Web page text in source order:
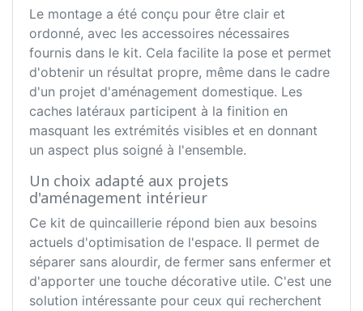
Le montage a été conçu pour être clair et
ordonné, avec les accessoires nécessaires
fournis dans le kit. Cela facilite la pose et permet
d'obtenir un résultat propre, même dans le cadre
d'un projet d'aménagement domestique. Les
caches latéraux participent à la finition en
masquant les extrémités visibles et en donnant
un aspect plus soigné à l'ensemble.
Un choix adapté aux projets
d'aménagement intérieur
Ce kit de quincaillerie répond bien aux besoins
actuels d'optimisation de l'espace. Il permet de
séparer sans alourdir, de fermer sans enfermer et
d'apporter une touche décorative utile. C'est une
solution intéressante pour ceux qui recherchent